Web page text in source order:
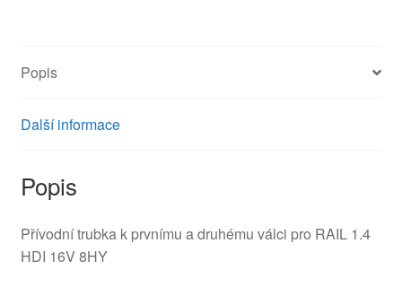
16V
Peugeot
Popis
Další informace
Popis
Přívodní trubka k prvnímu a druhému válci pro RAIL 1.4
HDI 16V 8HY